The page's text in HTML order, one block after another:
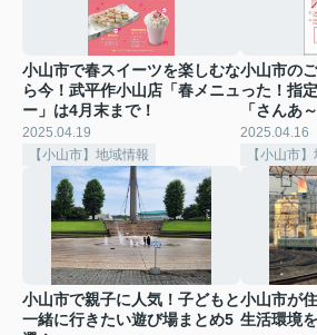
小山市で春スイーツを楽しむな
ら今！武平作小山店「春メニュ
ー」は4月末まで！
2025.04.19
【小山市】地域情報
小山市の
った！指
「さんあ
2025.04.16
【小山市
小山市で親子に人気！子どもと
一緒に行きたい遊び場まとめ5
小山市が
生活環境